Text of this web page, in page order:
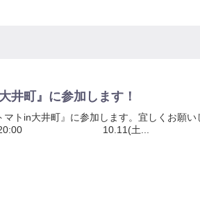
井町』に参加します！
マトin大井町』に参加します。宜しくお願
10.11(土...